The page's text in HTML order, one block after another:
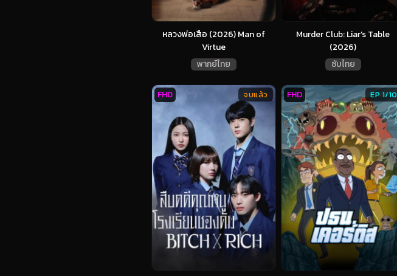
หลวงพ่อเสือ (2026) Man of
Virtue
พากย์ไทย
Murder Club: Liar’s Table
(2026)
ซับไทย
จบแล้ว
FHD EP 1/10
FHD